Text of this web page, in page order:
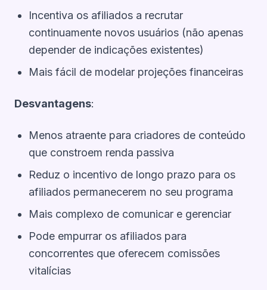
Incentiva os afiliados a recrutar
continuamente novos usuários (não apenas
depender de indicações existentes)
Mais fácil de modelar projeções financeiras
Desvantagens:
Menos atraente para criadores de conteúdo
que constroem renda passiva
Reduz o incentivo de longo prazo para os
afiliados permanecerem no seu programa
Mais complexo de comunicar e gerenciar
Pode empurrar os afiliados para
concorrentes que oferecem comissões
vitalícias